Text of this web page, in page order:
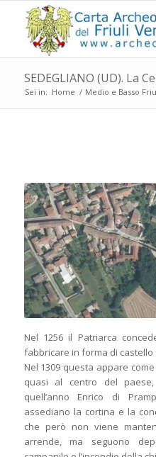
SEDEGLIANO (UD). La
Sei in: Home / Medio e Basso
Nel 1256 il Patriarca
fabbricare in forma di castello
Nel 1309 questa appare
quasi al centro del
quell’anno Enrico di
assediano la cortina e la
che però non viene
arrende, ma seguono